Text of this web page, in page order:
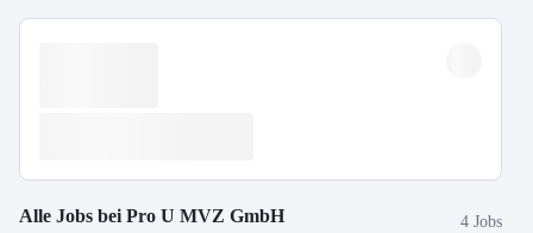
Alle Jobs bei Pro U MVZ GmbH 4 Jobs